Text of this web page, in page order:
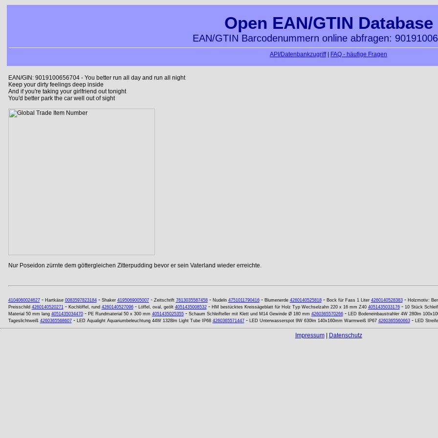
Open EAN/GTIN Database
EAN/GTIN Barcodenummern online abfragen:
API/Datenbankzugriff| FAQ - häufige Fragen
EAN/GIN: 9019100656704 - You better run all day and run all night
Keep your dirty feelings deep inside
And if you're taking your girlfriend out tonight
You'd better park the car well out of sight
Nur Poseidon zürnte dem göttergleichen Zitterpudding bevor er sein Vaterland wieder erreichte.
4104060024627- Hartkäse 0083597823184- Shaker 4195069005007- Zeitschrift 7613035587458- Nudeln 4751011790416- Blumenerde 4260140525818- Bock für Fass 1 Liter 4260140528383- Holzmotiv:
Preisschild 4260140520271- Kochlöffel, rund 4260140527096- Löffel, oval, geölt 4051435008532- HM bestücktes Kreissägeblatt für Holz Typ Wechselzahn 220 x 16 mm Z40 4051435033176- 10 Stück
Material 50 mm lang 4051435034470- PE Rundmaterial 50 x 300 mm 4051435025355- Schaum Schleifteller mit Klett und M14 Gewinde Ø 180 mm 4260365570266- LED Bodeneinbaustrahler 4W 280lm
Tageslichtweiß 4260365568607- LED Aqualight Aquariumbeleuchtung 44W 1328lm Light Tube IP68 4260365571447- LED Unterwasserspot 9W 630lm 140x160mm Warmweiß IP67 4260365560663- LED
Impressum| Datenschutz